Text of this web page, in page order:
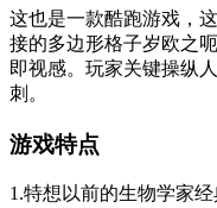
这也是一款酷跑游戏，
接的多边形格子岁欧之
即视感。玩家关键操纵
刺。
游戏特点
1.特想以前的生物学家